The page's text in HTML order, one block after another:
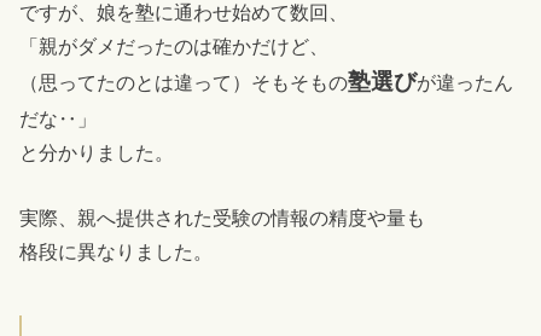
ですが、娘を塾に通わせ始めて数回、
「親がダメだったのは確かだけど、
（思ってたのとは違って）そもそもの塾選びが違ったん
だな‥」
と分かりました。
実際、親へ提供された受験の情報の精度や量も
格段に異なりました。